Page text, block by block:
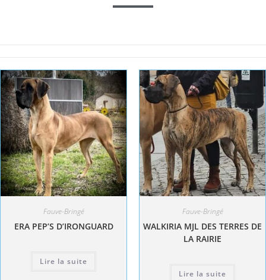
Fauve-Bringé
ERA PEP’S D’IRONGUARD
Lire la suite
Fauve-Bringé
WALKIRIA MJL DES TERRES DE
LA RAIRIE
Lire la suite